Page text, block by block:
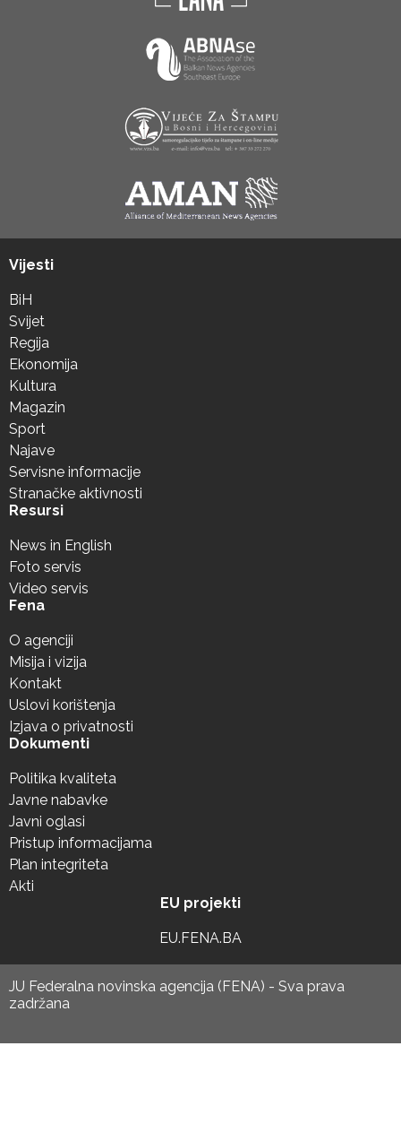
Vijesti
BiH
Svijet
Regija
Ekonomija
Kultura
Magazin
Sport
Najave
Servisne informacije
Stranačke aktivnosti
Resursi
News in English
Foto servis
Video servis
Fena
O agenciji
Misija i vizija
Kontakt
Uslovi korištenja
Izjava o privatnosti
Dokumenti
Politika kvaliteta
Javne nabavke
Javni oglasi
Pristup informacijama
Plan integriteta
Akti
EU projekti
EU.FENA.BA
JU Federalna novinska agencija (FENA) - Sva prava
zadržana